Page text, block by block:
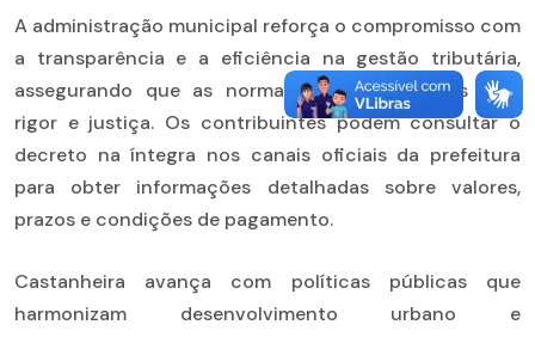
A administração municipal reforça o compromisso com
a transparência e a eficiência na gestão tributária,
assegurando que as normas sejam cumpridas com
rigor e justiça. Os contribuintes podem consultar o
decreto na íntegra nos canais oficiais da prefeitura
para obter informações detalhadas sobre valores,
prazos e condições de pagamento.
Castanheira avança com políticas públicas que
harmonizam desenvolvimento urbano e